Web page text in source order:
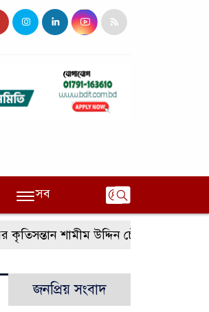
সব
শামীম উদ্দিন চৌধুরী বাংলাদেশ
জনপ্রিয় সংবাদ